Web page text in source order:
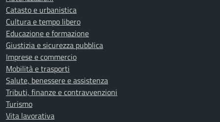
Catasto e urbanistica
Cultura e tempo libero
Educazione e formazione
Giustizia e sicurezza pubblica
Imprese e commercio
Mobilità e trasporti
Salute, benessere e assistenza
Tributi, finanze e contravvenzioni
Turismo
Vita lavorativa